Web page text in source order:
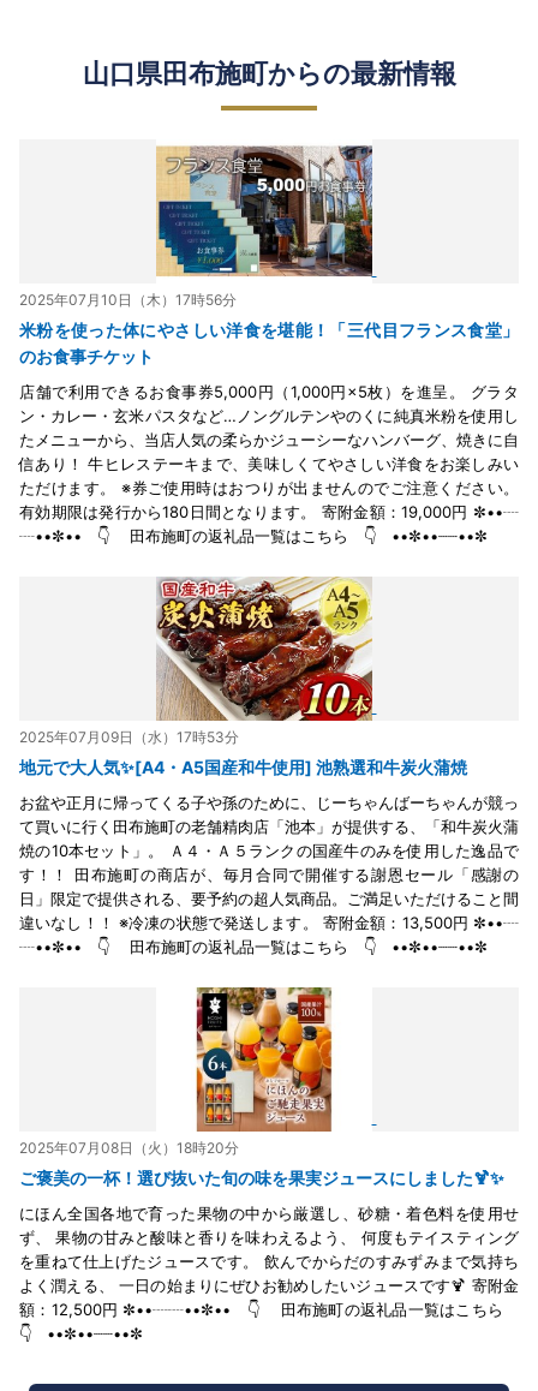
山口県田布施町からの最新情報
2025年07月10日（木）17時56分
米粉を使った体にやさしい洋食を堪能！「三代目フランス食堂」
のお食事チケット
店舗で利用できるお食事券5,000円（1,000円×5枚）を進呈。 グラタ
ン・カレー・玄米パスタなど…ノングルテンやのくに純真米粉を使用し
たメニューから、当店人気の柔らかジューシーなハンバーグ、焼きに自
信あり！ 牛ヒレステーキまで、美味しくてやさしい洋食をお楽しみい
ただけます。 ※券ご使用時はおつりが出ませんのでご注意ください。
有効期限は発行から180日間となります。 寄附金額：19,000円 ✼••┈
┈••✼•• 👇 田布施町の返礼品一覧はこちら 👇 ••✼••┈┈••✼
2025年07月09日（水）17時53分
地元で大人気✨[A4・A5国産和牛使用] 池熟選和牛炭火蒲焼
お盆や正月に帰ってくる子や孫のために、じーちゃんばーちゃんが競っ
て買いに行く田布施町の老舗精肉店「池本」が提供する、「和牛炭火蒲
焼の10本セット」。 Ａ４・Ａ５ランクの国産牛のみを使用した逸品で
す！！ 田布施町の商店が、毎月合同で開催する謝恩セール「感謝の
日」限定で提供される、要予約の超人気商品。ご満足いただけること間
違いなし！！ ※冷凍の状態で発送します。 寄附金額：13,500円 ✼••┈
┈••✼•• 👇 田布施町の返礼品一覧はこちら 👇 ••✼••┈┈••✼
2025年07月08日（火）18時20分
ご褒美の一杯！選び抜いた旬の味を果実ジュースにしました🍹✨
にほん全国各地で育った果物の中から厳選し、砂糖・着色料を使用せ
ず、 果物の甘みと酸味と香りを味わえるよう、 何度もテイスティング
を重ねて仕上げたジュースです。 飲んでからだのすみずみまで気持ち
よく潤える、 一日の始まりにぜひお勧めしたいジュースです🍹 寄附金
額：12,500円 ✼••┈┈••✼•• 👇 田布施町の返礼品一覧はこちら
👇 ••✼••┈┈••✼